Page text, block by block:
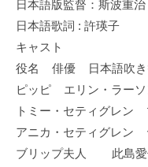
日本語版監督：斯波重治
日本語歌詞 : 許瑛子
キャスト
役名 俳優 日本語吹き
ピッピ エリン・ラー
トミー・セティグレ
アニカ・セティグレン
ブリップ夫人 此島愛